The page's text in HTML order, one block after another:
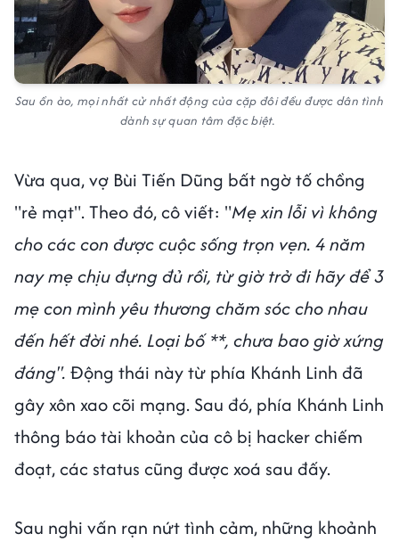
Sau ồn ào, mọi nhất cử nhất động của cặp đôi đều được dân tình
dành sự quan tâm đặc biệt.
Vừa qua, vợ Bùi Tiến Dũng bất ngờ tố chồng
"rẻ mạt". Theo đó, cô viết: "Mẹ xin lỗi vì không
cho các con được cuộc sống trọn vẹn. 4 năm
nay mẹ chịu đựng đủ rồi, từ giờ trở đi hãy để 3
mẹ con mình yêu thương chăm sóc cho nhau
đến hết đời nhé. Loại bố **, chưa bao giờ xứng
đáng". Động thái này từ phía Khánh Linh đã
gây xôn xao cõi mạng. Sau đó, phía Khánh Linh
thông báo tài khoản của cô bị hacker chiếm
đoạt, các status cũng được xoá sau đấy.
Sau nghi vấn rạn nứt tình cảm, những khoảnh